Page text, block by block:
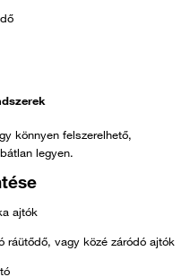
könnyen felszerelhető,
legyen.
ajtók
ráütődő, vagy közé záródó ajtók